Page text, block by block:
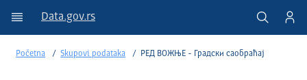
Data.gov.rs
Početna Skupovi podataka РЕД ВОЖЊЕ - Градски саобраћај